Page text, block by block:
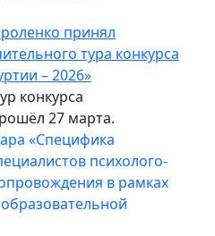
принял
тура конкурса
– 2026»
конкурса
27 марта.